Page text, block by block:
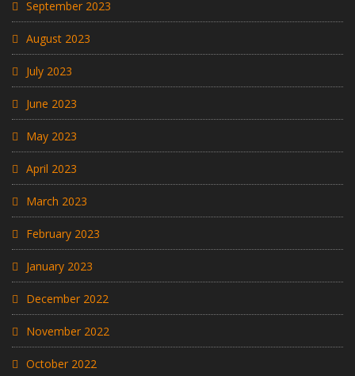
September 2023
August 2023
July 2023
June 2023
May 2023
April 2023
March 2023
February 2023
January 2023
December 2022
November 2022
October 2022